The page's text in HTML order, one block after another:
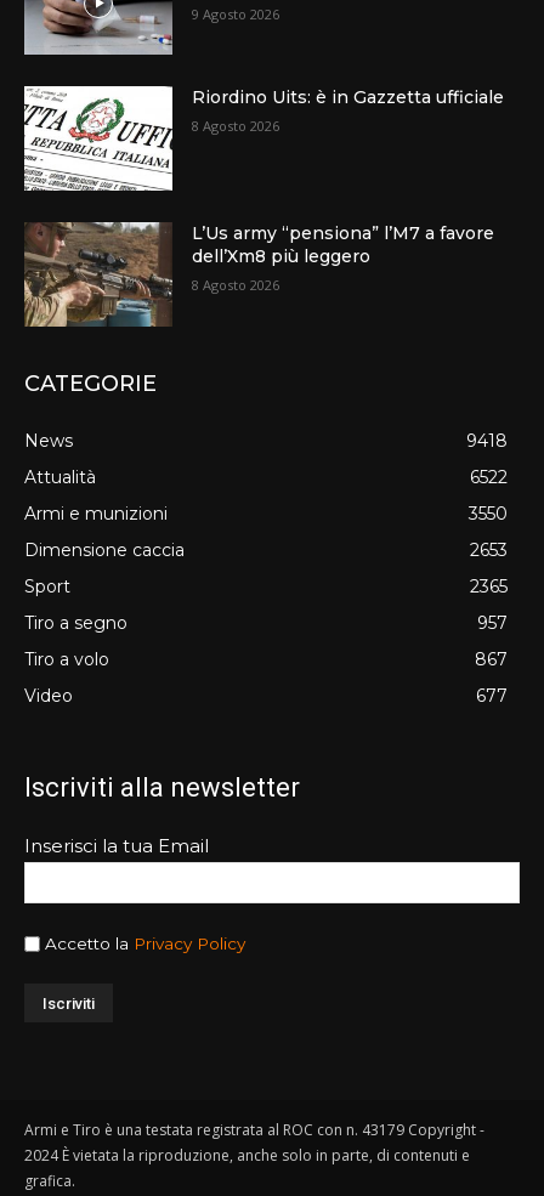
9 Agosto 2026
Riordino Uits: è in Gazzetta ufficiale
8 Agosto 2026
L’Us army “pensiona” l’M7 a favore
dell’Xm8 più leggero
8 Agosto 2026
CATEGORIE
News
9418
Attualità
6522
Armi e munizioni
3550
Dimensione caccia
2653
Sport
2365
Tiro a segno
957
Tiro a volo
867
Video
677
Iscriviti alla newsletter
Inserisci la tua Email
Accetto la Privacy Policy
Armi e Tiro è una testata registrata al ROC con n. 43179 Copyright -
2024 È vietata la riproduzione, anche solo in parte, di contenuti e
grafica.